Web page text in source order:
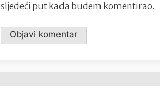
sljedeći put kada budem komentirao.